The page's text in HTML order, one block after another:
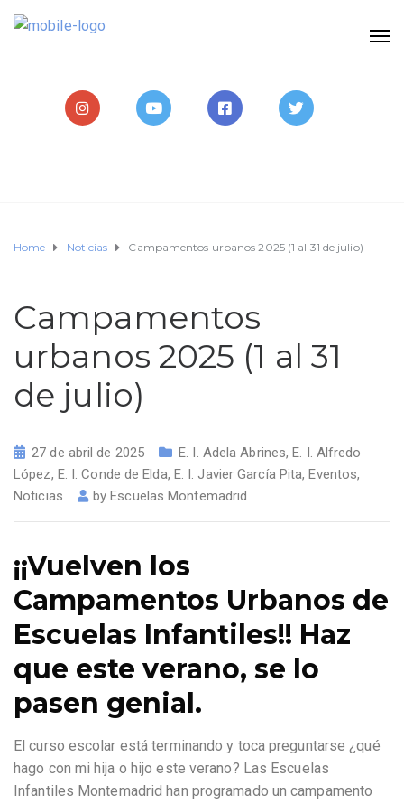
Home Noticias Campamentos urbanos 2025 (1 al 31 de julio)
Campamentos
urbanos 2025 (1 al 31
de julio)
27 de abril de 2025 E. I. Adela Abrines,E. I. Alfredo
López, E. I. Conde de Elda, E. I. Javier García Pita,Eventos,
Noticias
byEscuelas Montemadrid
¡¡Vuelven los
Campamentos Urbanos de
Escuelas Infantiles!! Haz
que este verano, se lo
pasen genial.
El curso escolar está terminando y toca preguntarse ¿qué
hago con mi hija o hijo este verano? Las Escuelas
Infantiles Montemadrid han programado un campamento